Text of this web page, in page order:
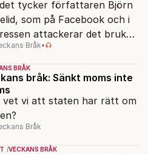
tycker författaren Björn
som på Facebook och i
attackerar det bruket
bland höga
Bråk•
BRÅK
bråk: Sänkt moms inte
vet vi att staten har rätt om
Bråk
VECKANS BRÅK